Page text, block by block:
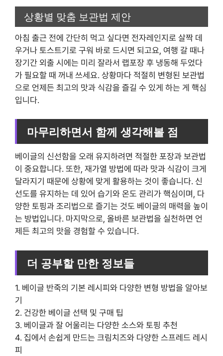
상황별 맞춤 보관법 제안
아침 출근 전에 간단히 먹고 싶다면 전자레인지로 살짝 데
우거나 토스트기로 구워 바로 드시면 되고요, 여행 갈 때나
장기간 외출 시에는 미리 잘라서 랩포장 후 냉동해 두었다
가 필요할 때 꺼내 쓰세요. 상황마다 적절히 변형된 보관법
으로 언제든 최고의 맛과 식감을 즐길 수 있게 하는 게 핵심
입니다.
마무리하면서 함께 생각해볼 점
베이글의 신선함을 오래 유지하려면 적절한 포장과 보관법
이 중요합니다. 또한, 재가열 방법에 따라 맛과 식감이 크게
달라지기 때문에 상황에 맞게 활용하는 것이 좋습니다. 신
선도를 유지하는 데 있어 습기와 온도 관리가 핵심이며, 다
양한 토핑과 조리법으로 즐기는 것도 베이글의 매력을 높이
는 방법입니다. 마지막으로, 올바른 보관법을 실천하면 언
제든 최고의 맛을 경험할 수 있습니다.
더 공부할 만한 정보들
1. 베이글 반죽의 기본 레시피와 다양한 변형 방법을 알아보
기
2. 건강한 베이글 선택 및 구매 팁
3. 베이글과 잘 어울리는 다양한 소스와 토핑 추천
4. 집에서 손쉽게 만드는 크림치즈와 다양한 스프레드 레시
피